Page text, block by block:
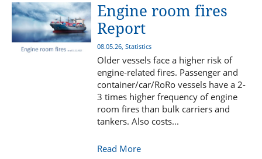
Engine room fires
Report
08.05.26, Statistics
Older vessels face a higher risk of
engine-related fires. Passenger and
container/car/RoRo vessels have a 2-
3 times higher frequency of engine
room fires than bulk carriers and
tankers. Also costs...
Read More